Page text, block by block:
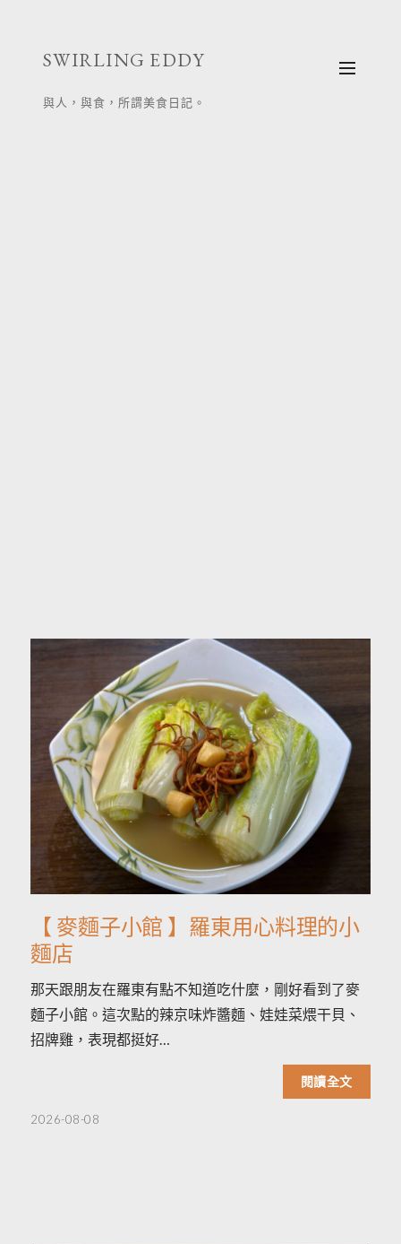
SWIRLING EDDY
與人，與食，所謂美食日記。
【 麥麵子小館 】羅東用心料理的小
麵店
那天跟朋友在羅東有點不知道吃什麼，剛好看到了麥
麵子小館。這次點的辣京味炸醬麵、娃娃菜煨干貝、
招牌雞，表現都挺好…
閱讀全文
2026-08-08